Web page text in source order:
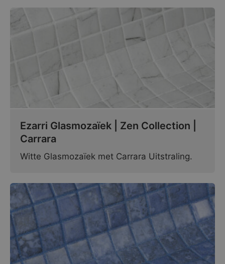
Ezarri Glasmozaïek | Zen Collection |
Carrara
Witte Glasmozaïek met Carrara Uitstraling.